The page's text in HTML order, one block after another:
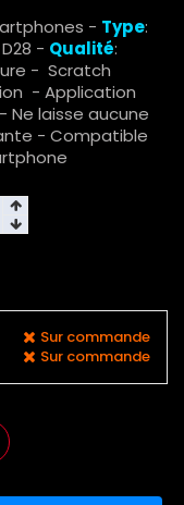
- Type:
- Qualité:
- Scratch
- Application
Ne laisse aucune
- Compatible
Sur commande
Sur commande